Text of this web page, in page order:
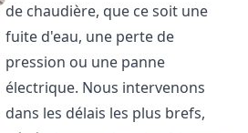
de chaudière, que ce soit une
fuite d'eau, une perte de
pression ou une panne
électrique. Nous intervenons
dans les délais les plus brefs,